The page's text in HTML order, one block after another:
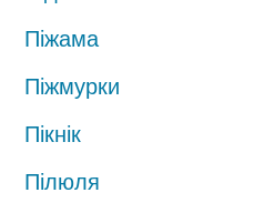
Піжама
Піжмурки
Пікнік
Пілюля